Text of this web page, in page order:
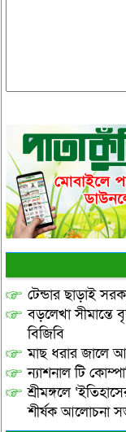
টেন্ডার ছাড়াই
বড়লেখা সীমান্তে
বিজিবি
মাছ ধরার জালে
ন্যাশনাল টি
শ্রীমঙ্গলে
শীর্ষক আলোচনা